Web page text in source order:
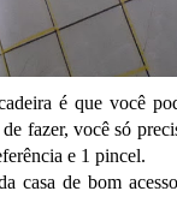
é que você
fazer, você só
e 1 pincel.
casa de bom